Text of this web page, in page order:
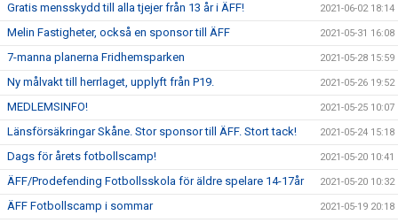
Gratis mensskydd till alla tjejer från 13 år i ÄFF! 2021-06-02 18:14
Melin Fastigheter, också en sponsor till ÄFF 2021-05-31 16:08
7-manna planerna Fridhemsparken 2021-05-28 15:59
Ny målvakt till herrlaget, upplyft från P19. 2021-05-26 19:52
MEDLEMSINFO! 2021-05-25 10:07
Länsförsäkringar Skåne. Stor sponsor till ÄFF. Stort tack! 2021-05-24 15:18
Dags för årets fotbollscamp! 2021-05-20 10:41
ÄFF/Prodefending Fotbollsskola för äldre spelare 14-17år 2021-05-20 10:32
ÄFF Fotbollscamp i sommar 2021-05-19 20:18